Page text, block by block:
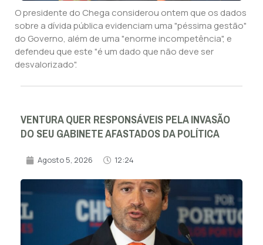
O presidente do Chega considerou ontem que os dados
sobre a dívida pública evidenciam uma "péssima gestão"
do Governo, além de uma "enorme incompetência", e
defendeu que este "é um dado que não deve ser
desvalorizado".
VENTURA QUER RESPONSÁVEIS PELA INVASÃO
DO SEU GABINETE AFASTADOS DA POLÍTICA
Agosto 5, 2026 12:24